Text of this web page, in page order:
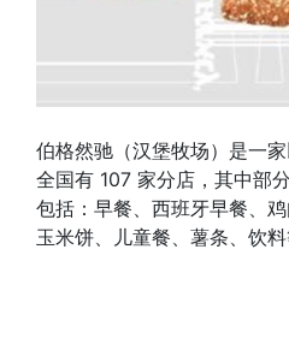
伯格然驰（汉堡牧场）是一
全国有 107 家分店，其中部
包括：早餐、西班牙早餐、鸡
玉米饼、儿童餐、薯条、饮料